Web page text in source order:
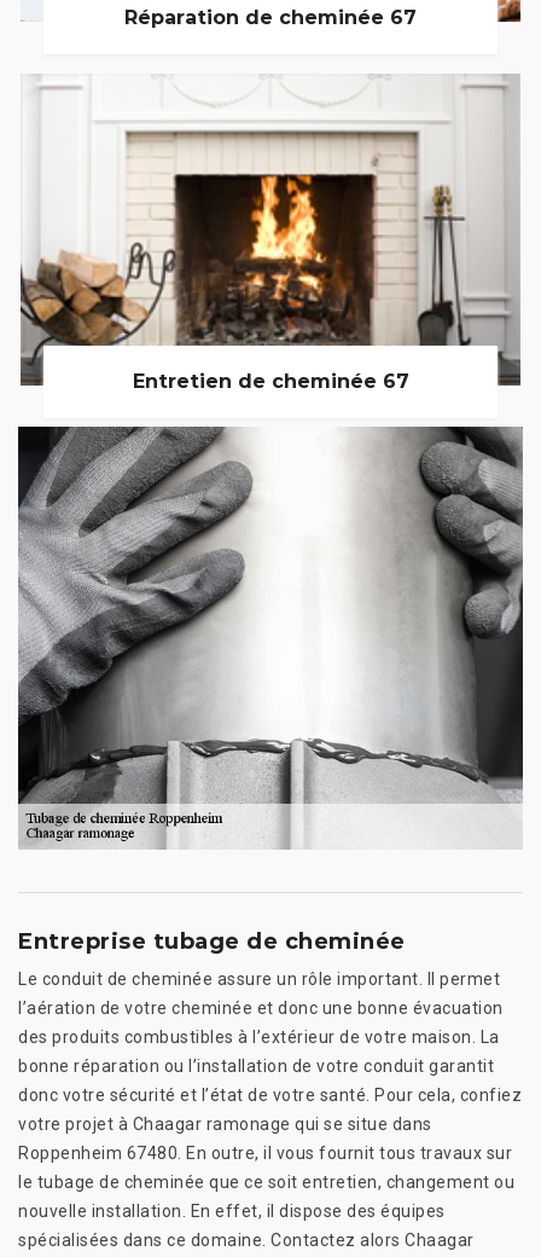
Réparation de cheminée 67
Entretien de cheminée 67
Entreprise tubage de cheminée
Le conduit de cheminée assure un rôle important. Il permet
l’aération de votre cheminée et donc une bonne évacuation
des produits combustibles à l’extérieur de votre maison. La
bonne réparation ou l’installation de votre conduit garantit
donc votre sécurité et l’état de votre santé. Pour cela, confiez
votre projet à Chaagar ramonage qui se situe dans
Roppenheim 67480. En outre, il vous fournit tous travaux sur
le tubage de cheminée que ce soit entretien, changement ou
nouvelle installation. En effet, il dispose des équipes
spécialisées dans ce domaine. Contactez alors Chaagar